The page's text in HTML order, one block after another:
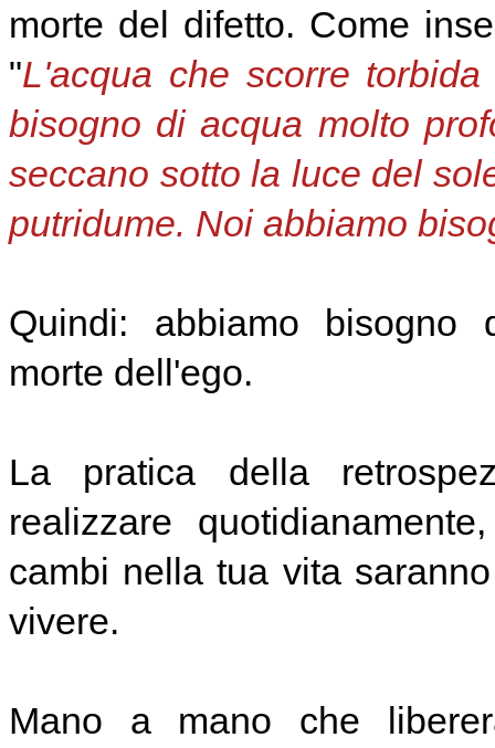
morte del difetto. Come
"L'acqua che scorre
bisogno di acqua molto
seccano sotto la luce del
putridume. Noi abbiamo
Quindi: abbiamo bisogno
morte dell'ego.
La pratica della
realizzare
cambi nella tua vita
vivere.
Mano a mano che